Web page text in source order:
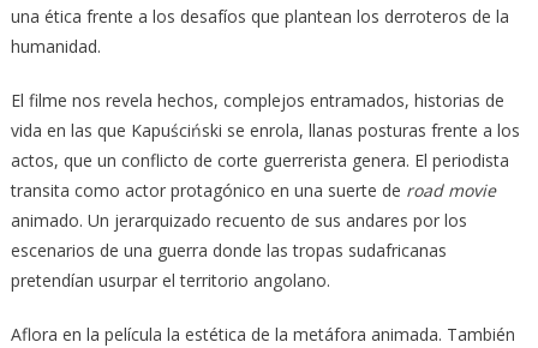
una ética frente a los desafíos que plantean los derroteros de la
humanidad.
El filme nos revela hechos, complejos entramados, historias de
vida en las que Kapuściński se enrola, llanas posturas frente a los
actos, que un conflicto de corte guerrerista genera. El periodista
transita como actor protagónico en una suerte de road movie
animado. Un jerarquizado recuento de sus andares por los
escenarios de una guerra donde las tropas sudafricanas
pretendían usurpar el territorio angolano.
Aflora en la película la estética de la metáfora animada. También